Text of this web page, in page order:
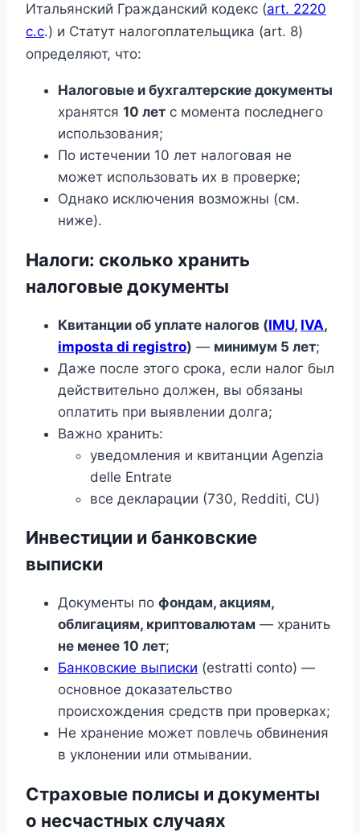
Итальянский Гражданский кодекс (art. 2220
c.c.) и Статут налогоплательщика (art. 8)
определяют, что:
Налоговые и бухгалтерские документы
хранятся 10 лет с момента последнего
использования;
По истечении 10 лет налоговая не
может использовать их в проверке;
Однако исключения возможны (см.
ниже).
Налоги: сколько хранить
налоговые документы
Квитанции об уплате налогов (IMU, IVA,
imposta di registro) — минимум 5 лет;
Даже после этого срока, если налог был
действительно должен, вы обязаны
оплатить при выявлении долга;
Важно хранить:
уведомления и квитанции Agenzia
delle Entrate
все декларации (730, Redditi, CU)
Инвестиции и банковские
выписки
Документы по фондам, акциям,
облигациям, криптовалютам — хранить
не менее 10 лет;
Банковские выписки (estratti conto) —
основное доказательство
происхождения средств при проверках;
Не хранение может повлечь обвинения
в уклонении или отмывании.
Страховые полисы и документы
о несчастных случаях